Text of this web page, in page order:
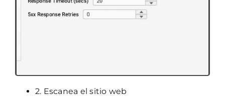
2. Escanea el sitio web